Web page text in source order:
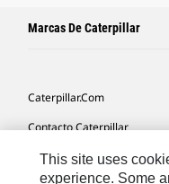
Marcas De Caterpillar
Caterpillar.com
Contacto Caterpillar
Mis Preferencias De
This site uses
experience. Some